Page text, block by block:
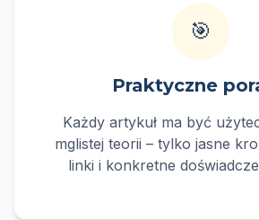
🎯
Praktyczne
Każdy artykuł ma być
mglistej teorii – tylko jasne
linki i konkretne